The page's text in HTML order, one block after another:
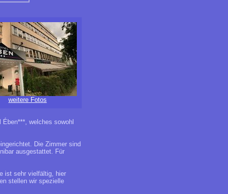
weitere Fotos
welches sowohl
Die Zimmer sind
ausgestattet. Für
ist sehr vielfältig, hier
stellen wir spezielle